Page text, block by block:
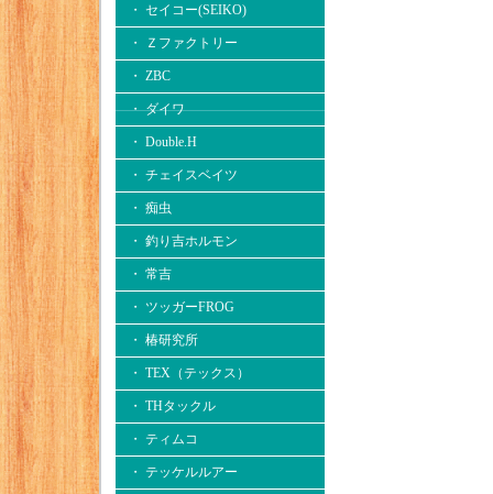
・ セイコー(SEIKO)
・ Ｚファクトリー
・ ZBC
・ ダイワ
・ Double.H
・ チェイスベイツ
・ 痴虫
・ 釣り吉ホルモン
・ 常吉
・ ツッガーFROG
・ 椿研究所
・ TEX（テックス）
・ THタックル
・ ティムコ
・ テッケルルアー